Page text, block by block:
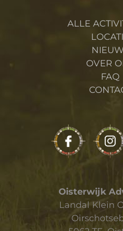
ALLE
OVER
FAQ
Oisterwijk
Landal Klein